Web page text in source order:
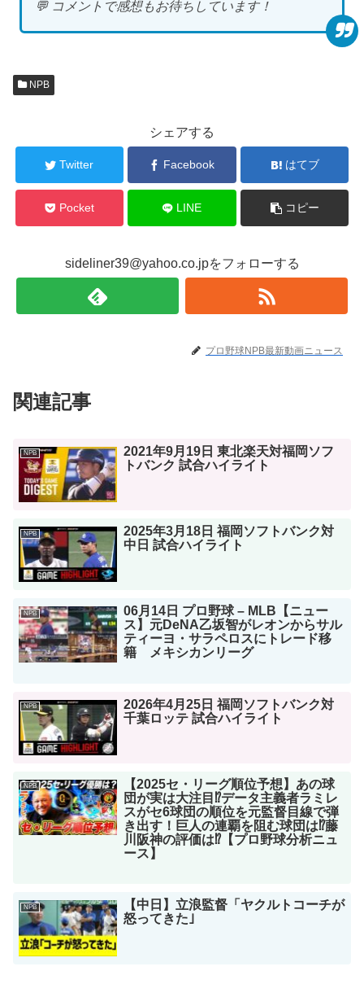
💬 コメントで感想もお待ちしています！
NPB
シェアする
Twitter Facebook はてブ
Pocket LINE コピー
sideliner39@yahoo.co.jpをフォローする
プロ野球NPB最新動画ニュース
関連記事
NPB
2021年9月19日 東北楽天対福岡ソフ
トバンク 試合ハイライト
NPB
2025年3月18日 福岡ソフトバンク対
中日 試合ハイライト
NPB
06月14日 プロ野球 – MLB【ニュー
ス】元DeNA乙坂智がレオンからサル
ティーヨ・サラペロスにトレード移
籍 メキシカンリーグ
NPB
2026年4月25日 福岡ソフトバンク対
千葉ロッテ 試合ハイライト
NPB
【2025セ・リーグ順位予想】あの球
団が実は大注目⁉︎データ主義者ラミレ
スがセ6球団の順位を元監督目線で弾
き出す！巨人の連覇を阻む球団は⁉︎藤
川阪神の評価は⁉︎【プロ野球分析ニュ
ース】
NPB
【中日】立浪監督「ヤクルトコーチが
怒ってきた｣